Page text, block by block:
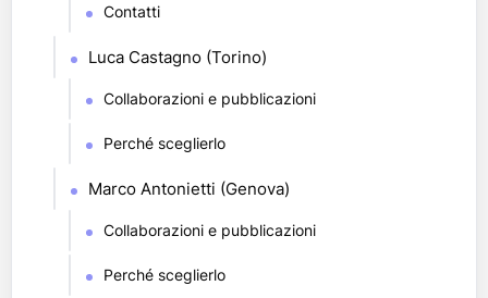
Contatti
Luca Castagno (Torino)
Collaborazioni e pubblicazioni
Perché sceglierlo
Marco Antonietti (Genova)
Collaborazioni e pubblicazioni
Perché sceglierlo